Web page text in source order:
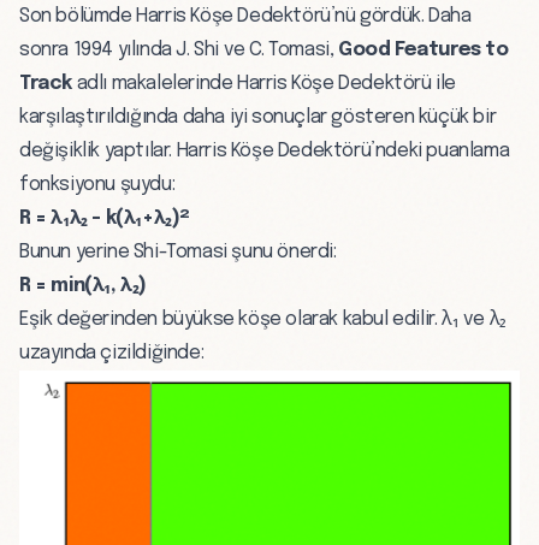
Son bölümde Harris Köşe Dedektörü’nü gördük. Daha
sonra 1994 yılında J. Shi ve C. Tomasi, Good Features to
Track adlı makalelerinde Harris Köşe Dedektörü ile
karşılaştırıldığında daha iyi sonuçlar gösteren küçük bir
değişiklik yaptılar. Harris Köşe Dedektörü’ndeki puanlama
fonksiyonu şuydu:
R = λ₁λ₂ - k(λ₁+λ₂)²
Bunun yerine Shi-Tomasi şunu önerdi:
R = min(λ₁, λ₂)
Eşik değerinden büyükse köşe olarak kabul edilir. λ₁ ve λ₂
uzayında çizildiğinde: